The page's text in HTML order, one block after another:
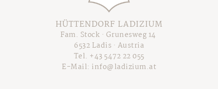
HÜTTENDORF LADIZIUM
Fam. Stock · Grunesweg 14
6532 Ladis · Austria
Tel. +43 5472 22 055
E-Mail: info@ladizium.at